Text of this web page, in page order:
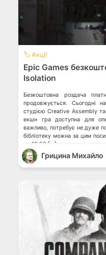
🏷️ Акції
Epic Games
Isolation
Безкоштовна роздача
продовжується. Сьогодні
студією Creative Assembly
екшн гра доступна для
важливо, потребує не дуже
бібліотеку можна за цим
до 18:00 […]
Грицина Михайло